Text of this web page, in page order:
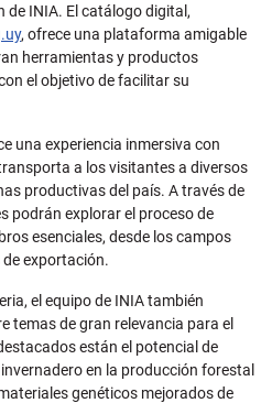
de INIA. El catálogo digital,
, ofrece una plataforma amigable
herramientas y productos
el objetivo de facilitar su
una experiencia inmersiva con
a los visitantes a diversos
productivas del país. A través de
podrán explorar el proceso de
esenciales, desde los campos
exportación.
el equipo de INIA también
temas de gran relevancia para el
están el potencial de
en la producción forestal
genéticos mejorados de